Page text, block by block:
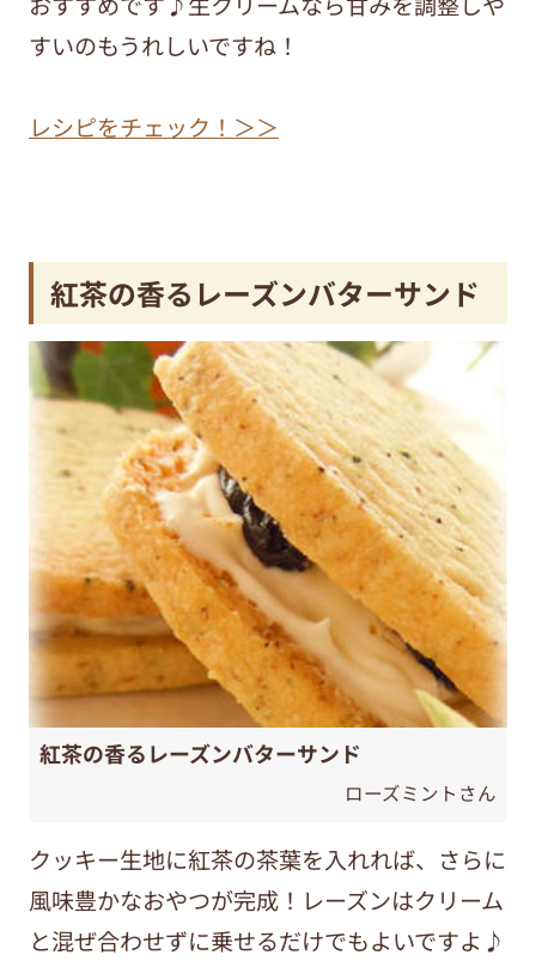
すいのもうれしいですね！
レシピをチェック！＞＞
紅茶の香るレーズンバターサンド
紅茶の香るレーズンバターサンド
ローズミントさん
クッキー生地に紅茶の茶葉を入れれば、さらに
風味豊かなおやつが完成！レーズンはクリーム
と混ぜ合わせずに乗せるだけでもよいですよ♪